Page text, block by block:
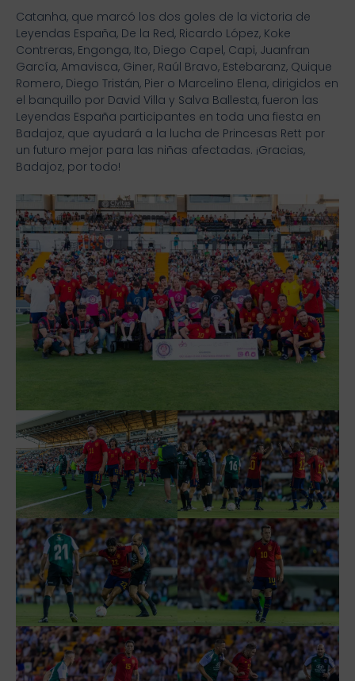
Catanha, que marcó los dos goles de la victoria de
Leyendas España, De la Red, Ricardo López, Koke
Contreras, Engonga, Ito, Diego Capel, Capi, Juanfran
García, Amavisca, Giner, Raúl Bravo, Estebaranz, Quique
Romero, Diego Tristán, Pier o Marcelino Elena, dirigidos en
el banquillo por David Villa y Salva Ballesta, fueron las
Leyendas España participantes en toda una fiesta en
Badajoz, que ayudará a la lucha de Princesas Rett por
un futuro mejor para las niñas afectadas. ¡Gracias,
Badajoz, por todo!